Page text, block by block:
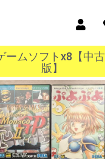
ームソフトx8【中
版】